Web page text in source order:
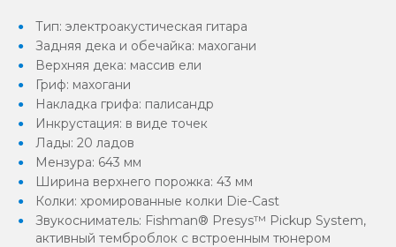
Тип: электроакустическая гитара
Задняя дека и обечайка: махогани
Верхняя дека: массив ели
Гриф: махогани
Накладка грифа: палисандр
Инкрустация: в виде точек
Лады: 20 ладов
Мензура: 643 мм
Ширина верхнего порожка: 43 мм
Колки: хромированные колки Die-Cast
Звукосниматель: Fishman® Presys™ Pickup System,
активный темброблок с встроенным тюнером